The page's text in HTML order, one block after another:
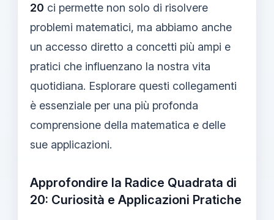
20 ci permette non solo di risolvere
problemi matematici, ma abbiamo anche
un accesso diretto a concetti più ampi e
pratici che influenzano la nostra vita
quotidiana. Esplorare questi collegamenti
è essenziale per una più profonda
comprensione della matematica e delle
sue applicazioni.
Approfondire la Radice Quadrata di
20: Curiosità e Applicazioni Pratiche